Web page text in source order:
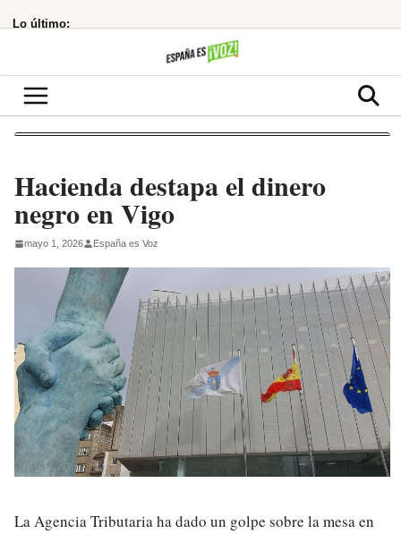
al Lo último:
Hacienda destapa el dinero
negro en Vigo
mayo 1, 2026 España es Voz
La Agencia Tributaria ha dado un golpe sobre la mesa en